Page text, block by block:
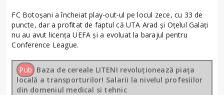
FC Botoșani a încheiat play-out-ul pe locul zece, cu 33 de
puncte, dar a profitat de faptul că UTA Arad și Oțelul Galați
nu au avut licența UEFA și a evoluat la barajul pentru
Conference League.
Pub Baza de cereale LITENI revoluționează piața
locală a transporturilor! Salarii la nivelul profesiilor
din domeniul medical si tehnic